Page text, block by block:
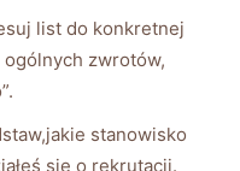
list do konkretnej
zwrotów,
stanowisko
się o rekrutacji.